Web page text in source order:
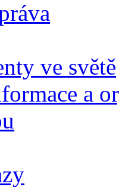
ve světě
a